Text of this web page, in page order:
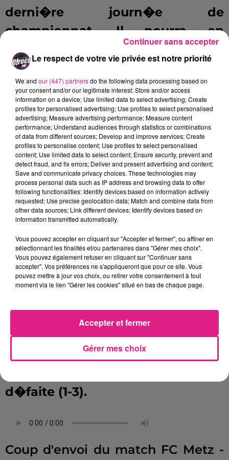
derni�re journ�e de
championnat. Il pourra en
revanche compter surJordan
Loti�s
; le d�fenseur a
r�int�gr� le groupe apr�s une
torsion du genou.
Face � un promu et un
concurrent direct pour le
maintien, l'entra�neur du FC
Metz, Philippe Hinschberger, est
d�termin� � chercher les trois
points mais se m�fie du
potentiel offensif de cette
�quipe bourguignonne.
Cheick Diabat�, attaquant du FC
Metz, souligne quant � lui la
bonne prestation des Dijonnais
d�faite (1-3).
Coup d'envoi du match FC Metz -
Le respect de votre vie privée est notre priorité
We and our (447) partnersdo the following data processing based on
your consent and/or our legitimate interest: Store and/or access
information on a device; Use limited data to select advertising; Create
profiles for personalised advertising; Use profiles to select personalised
advertising; Measure advertising performance; Measure content
performance; Understand audiences through statistics or combinations
of data from different sources; Develop and improve services; Create
profiles to personalise content; Use profiles to select personalised
content; Use limited data to select content; Ensure security, prevent and
detect fraud, and fix errors; Deliver and present advertising and content;
Save and communicate privacy choices. These technologies may
process personal data such as IP address and browsing data to offer
following functionalities: Identify devices based on information actively
requested; Use precise geolocation data; Match and combine data from
other data sources; Link different devices; Identify devices based on
information transmitted automatically.
Vous pouvez accepter en cliquant sur "Accepter et fermer", ou affiner en
sélectionnant les finalités et/ou partenaires dans "Gérer mes choix".
Vous pouvez également refuser en cliquant sur "Continuer sans
accepter". Vos préférences ne s'appliqueront que pour ce site. Vous
pouvez mettre à jour vos choix, ou retirer votre consentement à tout
moment via le lien "Gérer les cookies" situé en bas de chaque page.
Gérer mes choix
Accepter et fermer
Continuer sans accepter